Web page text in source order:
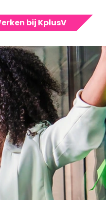
bij KplusV